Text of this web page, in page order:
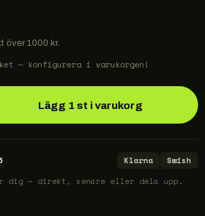
över 1000 kr.
— konfigurera i varukorgen!
Lägg 1 st i varukorg
Klarna
Swish
dig — direkt, senare eller dela upp.